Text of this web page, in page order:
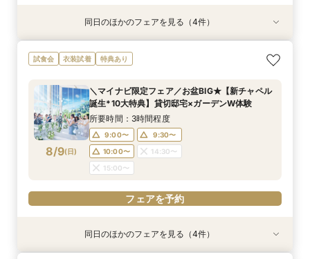
8/8(土)
【遠方の方◎オンライン相談会】スマホで簡単！
豪華10大特典付き
9:30〜
10:00〜
14:30〜
15:00〜
フェアを予約
衣装試着 特典あり
8/8(土)
おもてなし体験【国産牛フィレ試食】料理ランク
UP＆New貸切邸宅
9:00〜
9:30〜
10:00〜
14:30〜
15:00〜
フェアを予約
衣装試着 特典あり
8/8(土)
【初めての見学にオススメ】見積りまでしっかり
相談★全館見学
9:00〜
9:30〜
10:00〜
14:30〜
15:00〜
フェアを予約
衣装試着 特典あり
8/8(土)
【少人数で挙式重視】アットホームなNewチャペ
ル体験&ドレス優待
9:00〜
9:30〜
10:00〜
14:30〜
15:00〜
フェアを予約
同日のほかのフェアを見る（4件）
試食会 衣装試着 特典あり
8/9(日)
＼マイナビ限定フェア／お盆BIG★【新チャペル
誕生*10大特典】貸切邸宅×ガーデンW体験
所要時間：3時間程度
9:00〜
9:30〜
10:00〜
14:30〜
15:00〜
フェアを予約
衣装試着 特典あり
衣装試着 特典あり
衣装試着 特典あり
同日のほかのフェアを見る（4件）